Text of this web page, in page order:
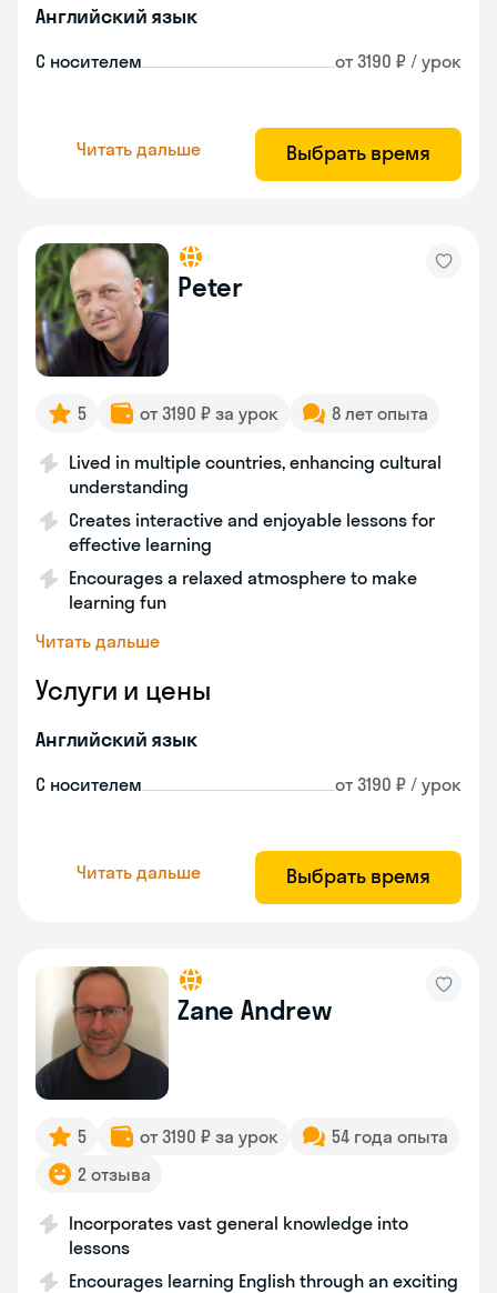
Английский язык
С носителем от 3190 ₽ / урок
Читать дальше Выбрать время
Peter
5 от 3190 ₽ за урок 8 лет опыта
Lived in multiple countries, enhancing cultural
understanding
Creates interactive and enjoyable lessons for
effective learning
Encourages a relaxed atmosphere to make
learning fun
Читать дальше
Услуги и цены
Английский язык
С носителем от 3190 ₽ / урок
Читать дальше Выбрать время
Zane Andrew
5 от 3190 ₽ за урок
54 года опыта
2 отзыва
Incorporates vast general knowledge into
lessons
Encourages learning English through an exciting